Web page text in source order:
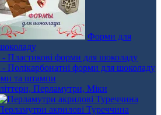
Форми для
- Пластикові форми для шоколаду
- Полікарбонатні форми для шоколаду
Перламутри, Міки
акрилові Туреччина